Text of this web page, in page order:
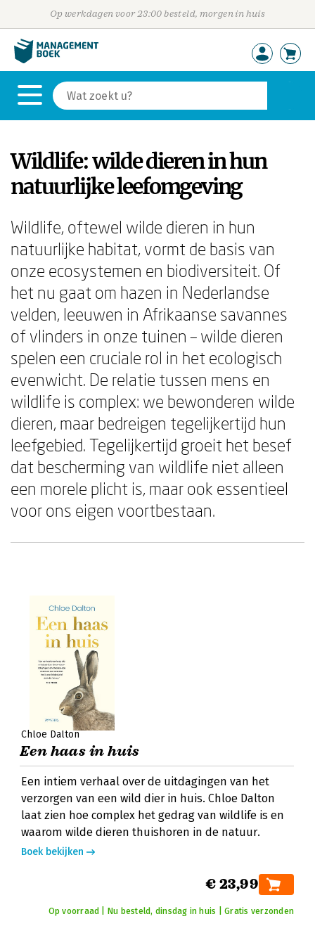
Op werkdagen voor 23:00 besteld, morgen in huis
Wildlife: wilde dieren in hun
natuurlijke leefomgeving
Wildlife, oftewel wilde dieren in hun
natuurlijke habitat, vormt de basis van
onze ecosystemen en biodiversiteit. Of
het nu gaat om hazen in Nederlandse
velden, leeuwen in Afrikaanse savannes
of vlinders in onze tuinen – wilde dieren
spelen een cruciale rol in het ecologisch
evenwicht. De relatie tussen mens en
wildlife is complex: we bewonderen wilde
dieren, maar bedreigen tegelijkertijd hun
leefgebied. Tegelijkertijd groeit het besef
dat bescherming van wildlife niet alleen
een morele plicht is, maar ook essentieel
voor ons eigen voortbestaan.
Chloe Dalton
Een haas in huis
Een intiem verhaal over de uitdagingen van het
verzorgen van een wild dier in huis. Chloe Dalton
laat zien hoe complex het gedrag van wildlife is en
waarom wilde dieren thuishoren in de natuur.
Boek bekijken
€ 23,99
Op voorraad | Nu besteld, dinsdag in huis | Gratis verzonden